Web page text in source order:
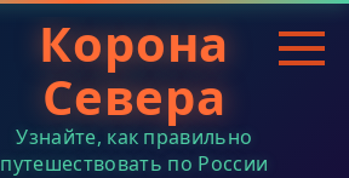
Корона
Севера
Узнайте, как правильно
путешествовать по России